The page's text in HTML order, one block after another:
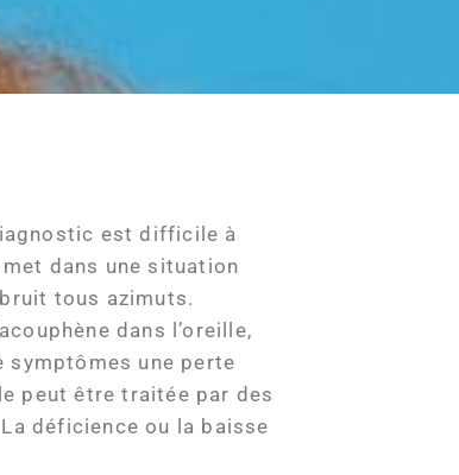
est difficile à
dans une situation
tous azimuts.
dans l’oreille,
symptômes une perte
peut être traitée par des
déficience ou la baisse